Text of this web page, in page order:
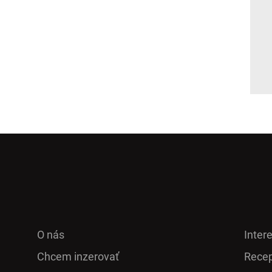
O nás
Chcem inzerovať